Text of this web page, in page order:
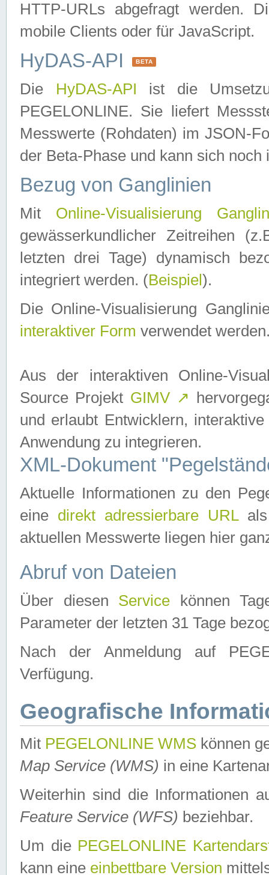
HTTP-URLs abgefragt werden.
mobile Clients oder für JavaScript.
HyDAS-API BETA
Die HyDAS-API ist die
PEGELONLINE. Sie liefert
Messwerte (Rohdaten) im JSON-
der Beta-Phase und kann sich noch
Bezug von Ganglinien
Mit Online-Visualisierung
gewässerkundlicher Zeitreihen
letzten drei Tage) dynamisch
integriert werden. (Beispiel ).
Die Online-Visualisierung
interaktiver Form verwendet
Aus der interaktiven Online-
Source Projekt GIMV ↗
und erlaubt Entwicklern,
Anwendung zu integrieren.
XML-Dokument
Aktuelle Informationen zu den
eine direkt adressierbare URLals
aktuellen Messwerte liegen hier
Abruf von Dateien
Über diesen Service können
Parameter der letzten 31 Tage
Nach der Anmeldung auf
Verfügung.
Geografische
Mit PEGELONLINE WMS können
Map Service (WMS) in eine
Weiterhin sind die Informationen
Feature Service (WFS) beziehbar.
Um die PEGELONLINE
kann eine einbettbare Version